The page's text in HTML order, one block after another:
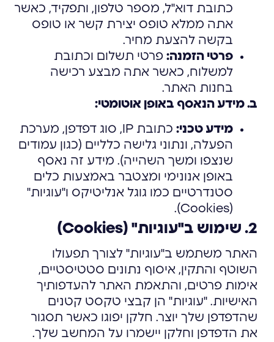
כתובת דוא"ל, מספר טלפון, ותפקיד, כאשר
אתה ממלא טופס יצירת קשר או טופס
בקשה להצעת מחיר.
פרטי הזמנה:פרטי תשלום וכתובת
למשלוח, כאשר אתה מבצע רכישה
בחנות האתר.
ב. מידע הנאסף באופן אוטומטי:
מידע טכני:
כתובת IP, סוג דפדפן, מערכת
הפעלה, ונתוני גלישה כלליים (כגון עמודים
שנצפו ומשך השהייה). מידע זה נאסף
באופן אנונימי ומצטבר באמצעות כלים
סטנדרטיים כמו גוגל אנליטיקס ו"עוגיות"
(Cookies).
2. שימוש ב"עוגיות" (Cookies)
האתר משתמש ב"עוגיות" לצורך תפעולו
השוטף והתקין, איסוף נתונים סטטיסטיים,
אימות פרטים, והתאמת האתר להעדפותיך
האישיות. "עוגיות" הן קבצי טקסט קטנים
שהדפדפן שלך יוצר. חלקן יפוגו כאשר תסגור
את הדפדפן וחלקן יישמרו על המחשב שלך.